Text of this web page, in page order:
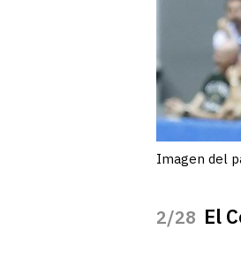
Imagen del
/28 El